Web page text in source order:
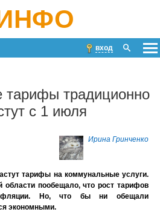
вход
традиционно
с 1 июля
Ирина Гринченко
тарифы на коммунальные услуги.
области пообещало, что рост тарифов
Но, что бы ни обещали
экономными.